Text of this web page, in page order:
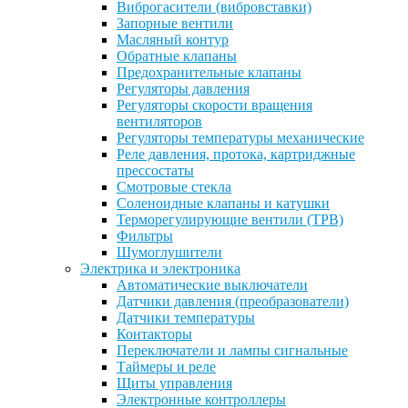
Виброгасители (вибровставки)
Запорные вентили
Масляный контур
Обратные клапаны
Предохранительные клапаны
Регуляторы давления
Регуляторы скорости вращения
вентиляторов
Регуляторы температуры механические
Реле давления, протока, картриджные
прессостаты
Смотровые стекла
Соленоидные клапаны и катушки
Терморегулирующие вентили (ТРВ)
Фильтры
Шумоглушители
Электрика и электроника
Автоматические выключатели
Датчики давления (преобразователи)
Датчики температуры
Контакторы
Переключатели и лампы сигнальные
Таймеры и реле
Щиты управления
Электронные контроллеры